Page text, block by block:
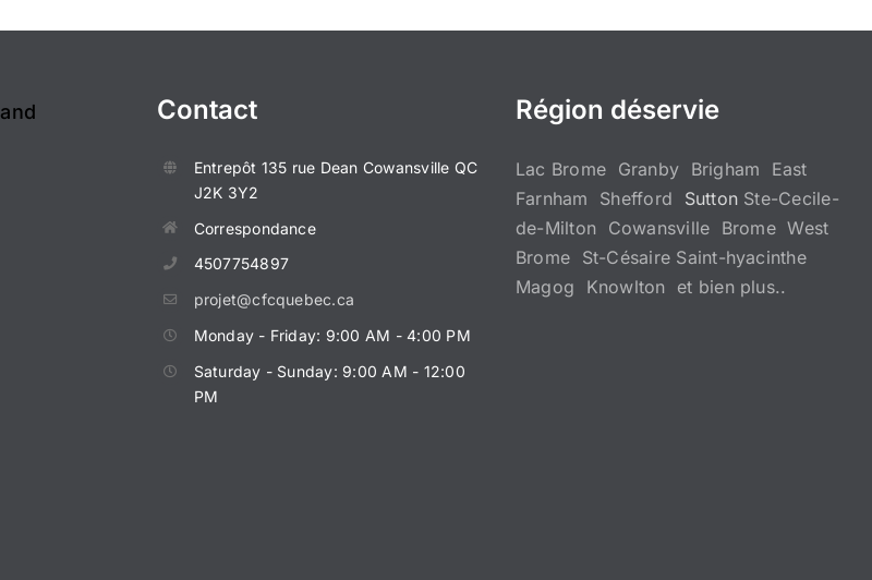
Contact
Entrepôt 135 rue Dean Cowansville QC
J2K 3Y2
Correspondance
4507754897
projet@cfcquebec.ca
Monday - Friday: 9:00 AM - 4:00 PM
Saturday - Sunday: 9:00 AM - 12:00
PM
Région déservie
Lac Brome Granby Brigham East
Farnham Shefford Sutton Ste-Cecile-
de-Milton Cowansville Brome West
Brome St-Césaire Saint-hyacinthe
Magog Knowlton et bien plus..